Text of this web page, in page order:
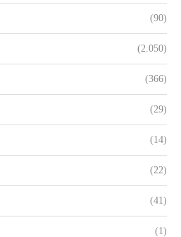
(90)
(2.050)
(366)
(29)
(14)
(22)
(41)
(1)